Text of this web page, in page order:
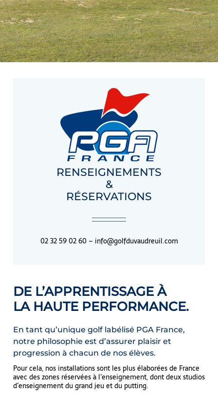
RENSEIGNEMENTS
&
RÉSERVATIONS
02 32 59 02 60 – info@golfduvaudreuil.com
DE L’APPRENTISSAGE À
LA HAUTE PERFORMANCE.
En tant qu’unique golf labélisé PGA France,
notre philosophie est d’assurer plaisir et
progression à chacun de nos élèves.
Pour cela, nos installations sont les plus élaborées de France
avec des zones réservées à l’enseignement, dont deux studios
d’enseignement du grand jeu et du putting.